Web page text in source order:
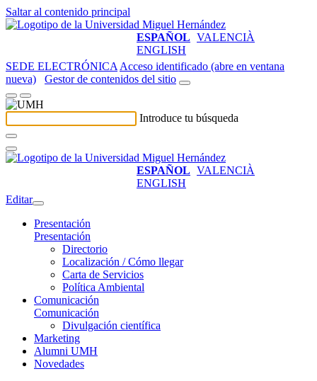
Saltar al contenido principal
ESPAÑOL VALENCIÀ
ENGLISH
SEDE ELECTRÓNICA Acceso identificado (abre en ventana
nueva)
Gestor de contenidos del sitio
Introduce tu búsqueda
ESPAÑOL VALENCIÀ
ENGLISH
Editar
Presentación
Presentación
Directorio
Localización / Cómo llegar
Carta de Servicios
Política Ambiental
Comunicación
Comunicación
Divulgación científica
Marketing
Alumni UMH
Novedades